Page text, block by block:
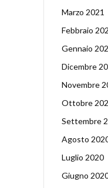
Marzo 2021
Febbraio
Gennaio
Dicembre
Novembre
Ottobre
Settembre
Agosto
Luglio 2020
Giugno